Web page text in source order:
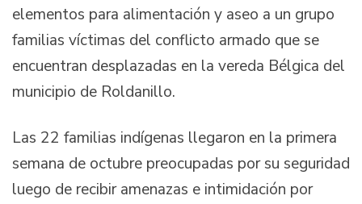
elementos para alimentación y aseo a un grupo
familias víctimas del conflicto armado que se
encuentran desplazadas en la vereda Bélgica del
municipio de Roldanillo.
Las 22 familias indígenas llegaron en la primera
semana de octubre preocupadas por su seguridad
luego de recibir amenazas e intimidación por